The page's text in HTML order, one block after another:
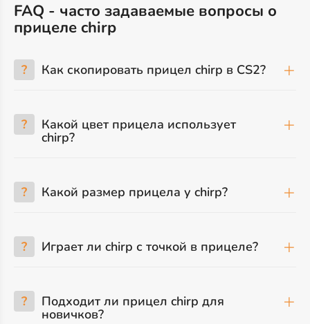
FAQ - часто задаваемые вопросы о
прицеле chirp
? Как скопировать прицел chirp в CS2?
? Какой цвет прицела использует
chirp?
? Какой размер прицела у chirp?
? Играет ли chirp с точкой в прицеле?
? Подходит ли прицел chirp для
новичков?